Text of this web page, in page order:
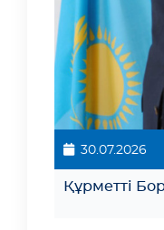
30.07.2026
Құрметті